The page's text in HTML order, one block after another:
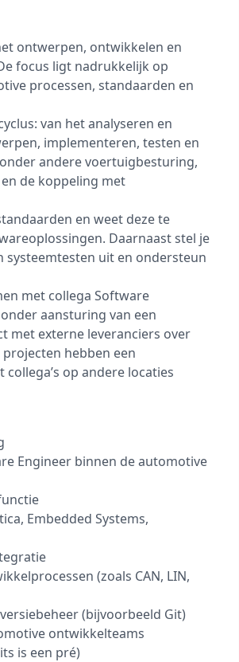
ontwerpen, ontwikkelen en
focus ligt nadrukkelijk op
processen, standaarden en
van het analyseren en
implementeren, testen en
andere voertuigbesturing,
de koppeling met
en weet deze te
Daarnaast stel je
uit en ondersteun
met collega Software
aansturing van een
met externe leveranciers over
hebben een
op andere locaties
Engineer binnen de automotive
Embedded Systems,
(zoals CAN, LIN,
(bijvoorbeeld Git)
ontwikkelteams
is een pré)